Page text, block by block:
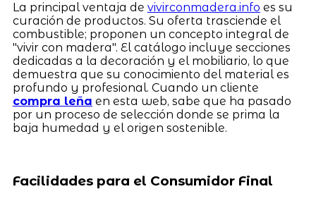
La principal ventaja de vivirconmadera.info es su
curación de productos. Su oferta trasciende el
combustible; proponen un concepto integral de
"vivir con madera". El catálogo incluye secciones
dedicadas a la decoración y el mobiliario, lo que
demuestra que su conocimiento del material es
profundo y profesional. Cuando un cliente
compra leña en esta web, sabe que ha pasado
por un proceso de selección donde se prima la
baja humedad y el origen sostenible.
Facilidades para el Consumidor Final